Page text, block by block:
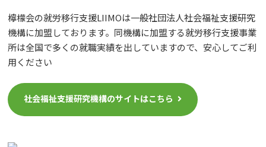
檸檬会の就労移行支援LIIMOは一般社団法人社会福祉支援研究
機構に加盟しております。同機構に加盟する就労移行支援事業
所は全国で多くの就職実績を出していますので、安心してご利
用ください
社会福祉支援研究機構のサイトはこちら